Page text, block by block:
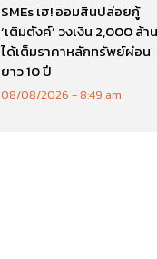
SMEs เฮ! ออมสินปล่อยกู้
‘เติมตังค์’ วงเงิน 2,000 ล้า
ได้เต็มราคาหลักทรัพย์ผ่อน
ยาว 10 ปี
08/08/2026 8:49 am